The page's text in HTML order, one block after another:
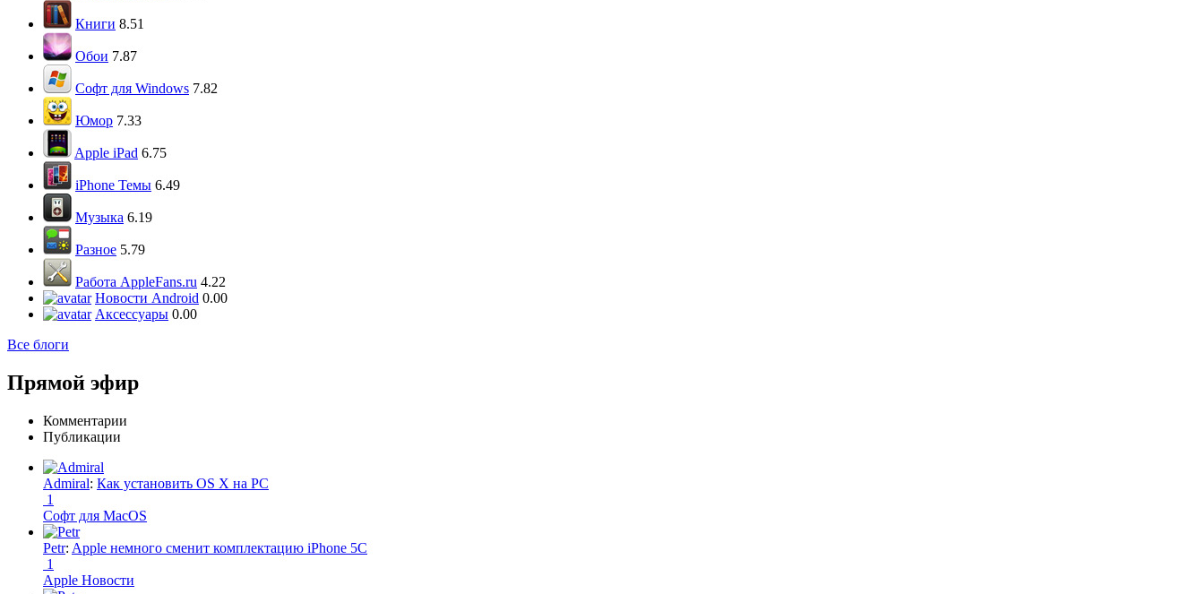
Книги 8.51
Обои 7.87
Софт для Windows 7.82
Юмор 7.33
Apple iPad 6.75
iPhone Темы 6.49
Музыка 6.19
Разное 5.79
Работа AppleFans.ru 4.22
Новости Android 0.00
Аксессуары 0.00
Все блоги
Прямой эфир
Комментарии
Публикации
Admiral: Как установить OS X на PC
1
Софт для MacOS
Petr: Apple немного сменит комплектацию iPhone 5C
1
Apple Новости